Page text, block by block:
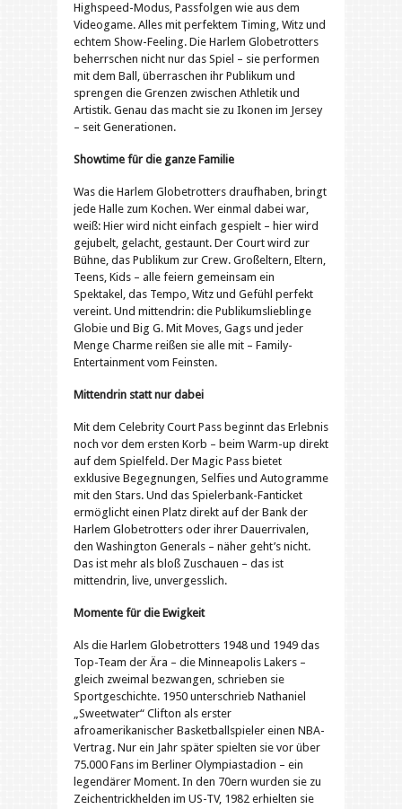
Highspeed-Modus, Passfolgen wie aus dem
Videogame. Alles mit perfektem Timing, Witz und
echtem Show-Feeling. Die Harlem Globetrotters
beherrschen nicht nur das Spiel – sie performen
mit dem Ball, überraschen ihr Publikum und
sprengen die Grenzen zwischen Athletik und
Artistik. Genau das macht sie zu Ikonen im Jersey
– seit Generationen.
Showtime für die ganze Familie
Was die Harlem Globetrotters draufhaben, bringt
jede Halle zum Kochen. Wer einmal dabei war,
weiß: Hier wird nicht einfach gespielt – hier wird
gejubelt, gelacht, gestaunt. Der Court wird zur
Bühne, das Publikum zur Crew. Großeltern, Eltern,
Teens, Kids – alle feiern gemeinsam ein
Spektakel, das Tempo, Witz und Gefühl perfekt
vereint. Und mittendrin: die Publikumslieblinge
Globie und Big G. Mit Moves, Gags und jeder
Menge Charme reißen sie alle mit – Family-
Entertainment vom Feinsten.
Mittendrin statt nur dabei
Mit dem Celebrity Court Pass beginnt das Erlebnis
noch vor dem ersten Korb – beim Warm-up direkt
auf dem Spielfeld. Der Magic Pass bietet
exklusive Begegnungen, Selfies und Autogramme
mit den Stars. Und das Spielerbank-Fanticket
ermöglicht einen Platz direkt auf der Bank der
Harlem Globetrotters oder ihrer Dauerrivalen,
den Washington Generals – näher geht’s nicht.
Das ist mehr als bloß Zuschauen – das ist
mittendrin, live, unvergesslich.
Momente für die Ewigkeit
Als die Harlem Globetrotters 1948 und 1949 das
Top-Team der Ära – die Minneapolis Lakers –
gleich zweimal bezwangen, schrieben sie
Sportgeschichte. 1950 unterschrieb Nathaniel
„Sweetwater“ Clifton als erster
afroamerikanischer Basketballspieler einen NBA-
Vertrag. Nur ein Jahr später spielten sie vor über
75.000 Fans im Berliner Olympiastadion – ein
legendärer Moment. In den 70ern wurden sie zu
Zeichentrickhelden im US-TV, 1982 erhielten sie